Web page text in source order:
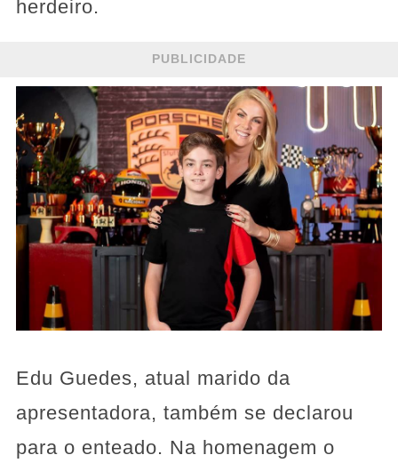
herdeiro.
PUBLICIDADE
Edu Guedes, atual marido da
apresentadora, também se declarou
para o enteado. Na homenagem o